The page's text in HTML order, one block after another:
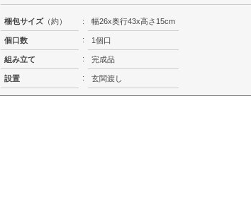
梱包サイズ（約） : 幅26x奥行43x高さ15cm
個口数 : 1個口
組み立て : 完成品
設置 : 玄関渡し